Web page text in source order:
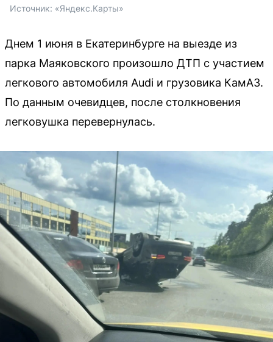
Источник: «Яндекс.Карты»
Днем 1 июня в Екатеринбурге на выезде из
парка Маяковского произошло ДТП с участием
легкового автомобиля Audi и грузовика КамАЗ.
По данным очевидцев, после столкновения
легковушка перевернулась.